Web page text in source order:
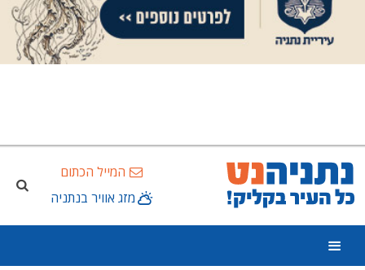
המייל הכתום
מזג אוויר בנתניה